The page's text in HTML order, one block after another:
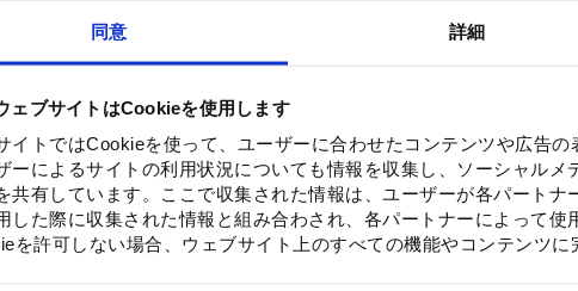
同意 詳細
ェブサイトはCookieを使用します
イトではCookieを使って、ユーザーに合わせたコンテンツや広告
ーによるサイトの利用状況についても情報を収集し、ソーシャル
共有しています。ここで収集された情報は、ユーザーが各パート
した際に収集された情報と組み合わされ、各パートナーによって使
を許可しない場合、ウェブサイト上のすべての機能やコンテンツに